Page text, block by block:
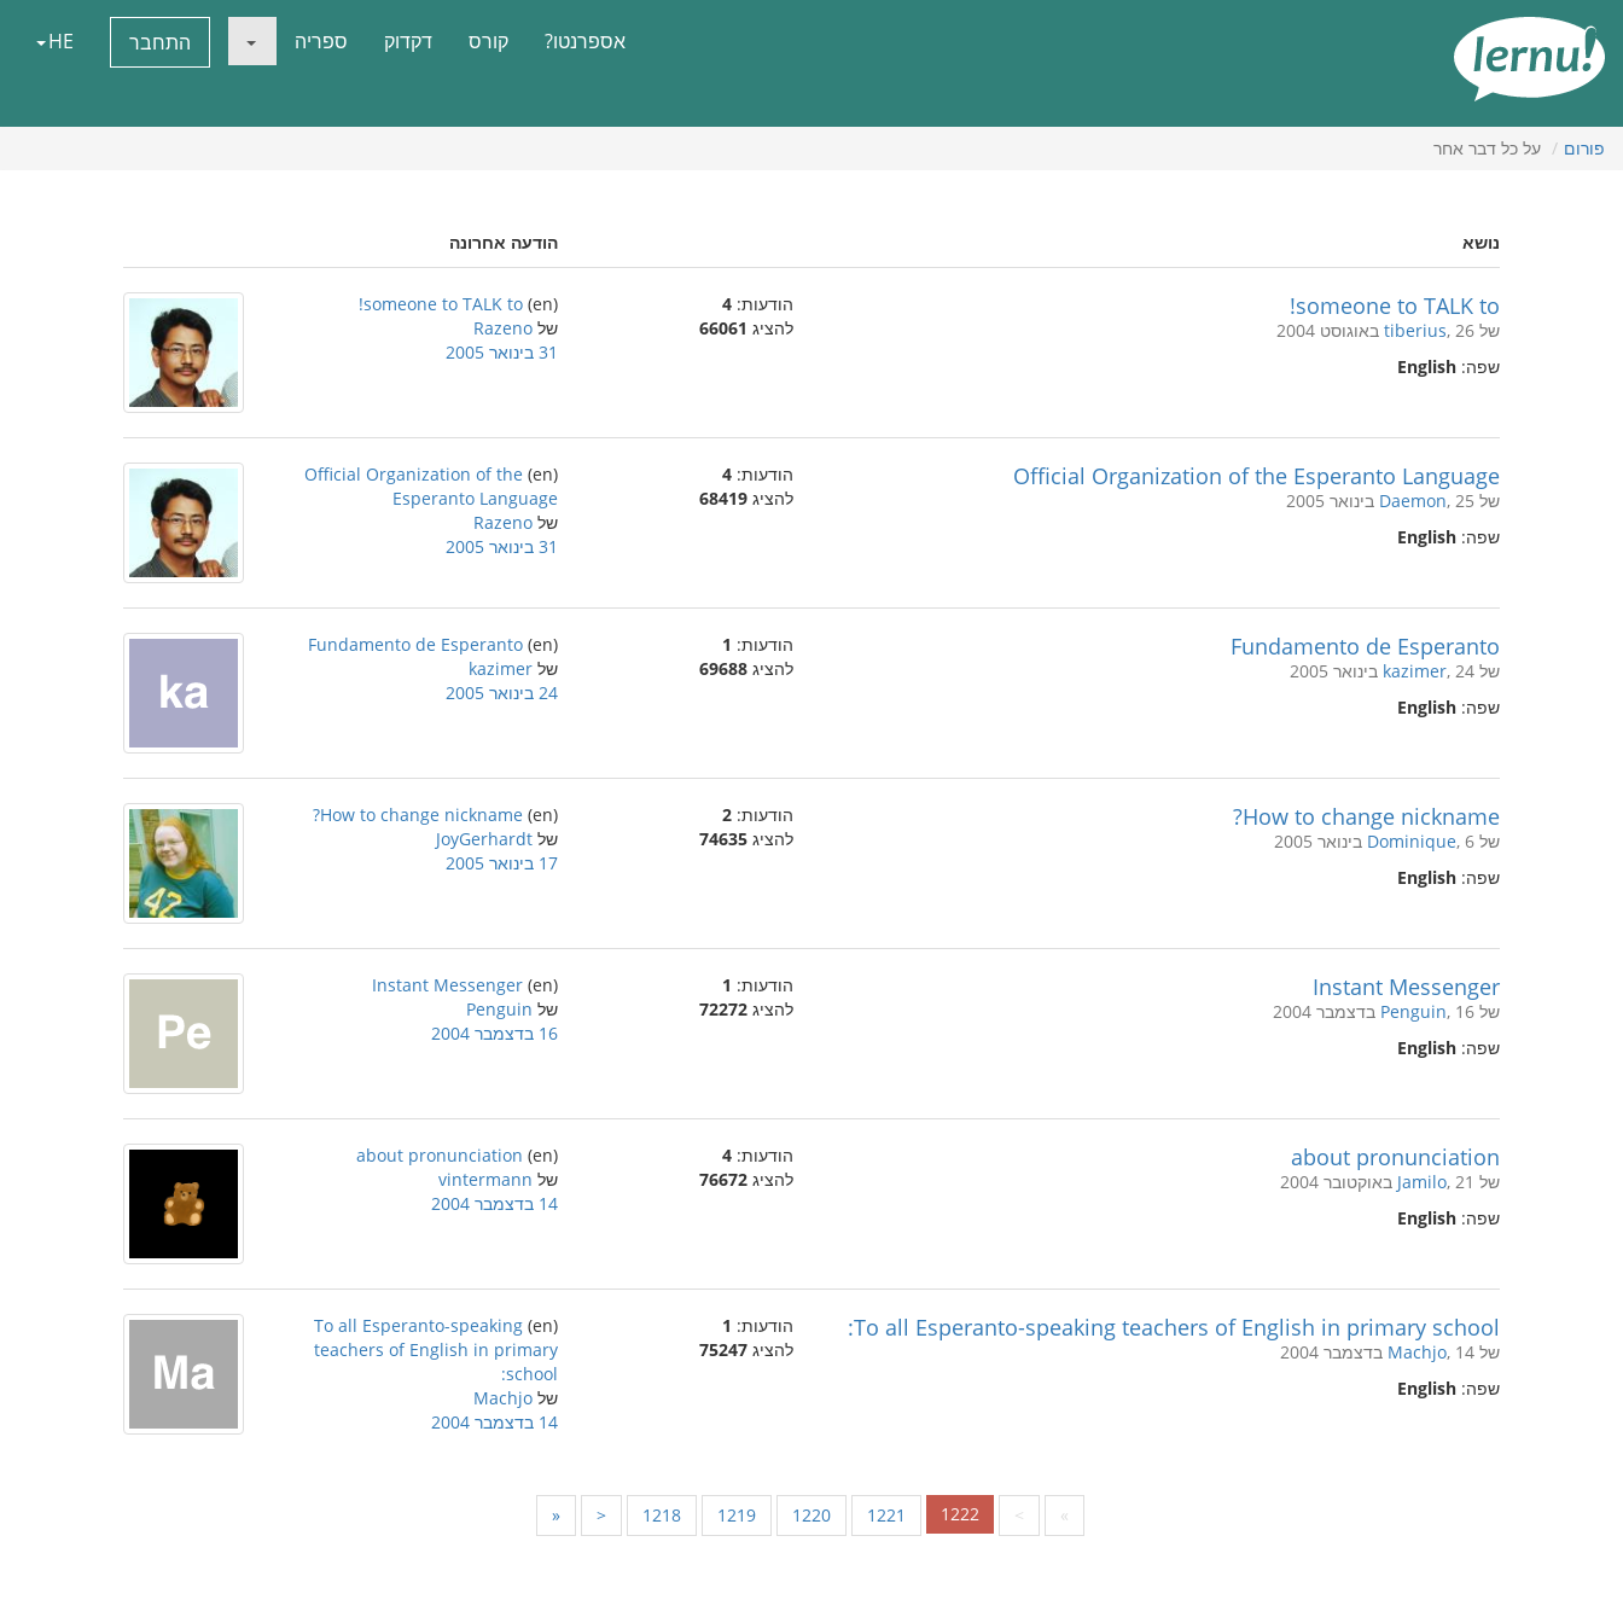
העניינים
אספרנטו? קורס דקדוק ספריה התחבר HE
פורום על כל דבר אחר
נושא הודעה אחרונה
someone to TALK to!
של tiberius, 26 באוגוסט 2004
שפה: English
הודעות: 4
להציג 66061
(en)
someone to TALK to!
של Razeno
31 בינואר 2005
Official Organization of the Esperanto Language
של Daemon, 25 בינואר 2005
שפה: English
הודעות: 4
להציג 68419
(en)
Official Organization of the
Esperanto Language
של Razeno
31 בינואר 2005
Fundamento de Esperanto
של kazimer, 24 בינואר 2005
שפה: English
הודעות: 1
להציג 69688
(en)
Fundamento de Esperanto
של kazimer
24 בינואר 2005
How to change nickname?
של Dominique, 6 בינואר 2005
שפה: English
הודעות: 2
להציג 74635
(en)
How to change nickname?
של JoyGerhardt
17 בינואר 2005
Instant Messenger
של Penguin, 16 בדצמבר 2004
שפה: English
הודעות: 1
להציג 72272
(en)
Instant Messenger
של Penguin
16 בדצמבר 2004
about pronunciation
של Jamilo, 21 באוקטובר 2004
שפה: English
הודעות: 4
להציג 76672
(en)
about pronunciation
של vintermann
14 בדצמבר 2004
To all Esperanto-speaking teachers of English in primary school:
של Machjo, 14 בדצמבר 2004
שפה: English
הודעות: 1
להציג 75247
(en)
To all Esperanto-speaking
teachers of English in primary
school:
של Machjo
14 בדצמבר 2004
« < 1218 1219 1220 1221 1222 > »